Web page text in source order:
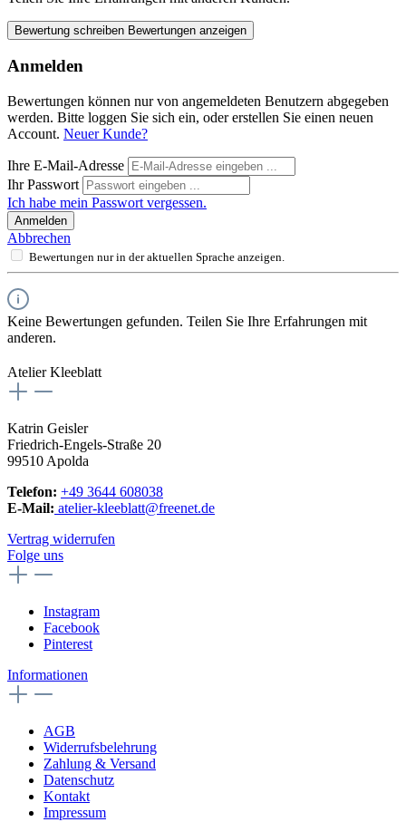
Bewertung schreiben Bewertungen anzeigen
Anmelden
Bewertungen können nur von angemeldeten Benutzern abgegeben
werden. Bitte loggen Sie sich ein, oder erstellen Sie einen neuen
Account. Neuer Kunde?
Ihre E-Mail-Adresse
Ihr Passwort
Ich habe mein Passwort vergessen.
Anmelden
Abbrechen
Bewertungen nur in der aktuellen Sprache anzeigen.
Keine Bewertungen gefunden. Teilen Sie Ihre Erfahrungen mit
anderen.
Atelier Kleeblatt
Katrin Geisler
Friedrich-Engels-Straße 20
99510 Apolda
Telefon: +49 3644 608038
E-Mail: atelier-kleeblatt@freenet.de
Vertrag widerrufen
Folge uns
Instagram
Facebook
Pinterest
Informationen
AGB
Widerrufsbelehrung
Zahlung & Versand
Datenschutz
Kontakt
Impressum